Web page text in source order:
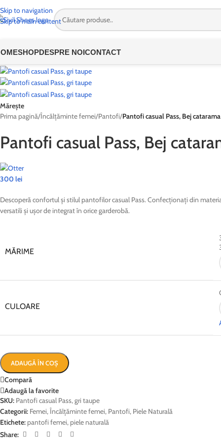
Skip to navigation
Skip to main content
🎉OFERTĂ
SHOPDESPRE NOICONTACT
Mărește
Prima pagină/Încălțăminte femei/Pantofi/Pantofi casual Pass, Bej catarama
Pantofi casual Pass, Bej
300 lei
Descoperă confortul și stilul pantofilor casual Pass. Confecționați din
versatili și ușor de integrat în orice garderobă.
MĂRIME
CULOARE
ADAUGĂ ÎN COȘ
Compară
Adaugă la favorite
SKU: Pantofi casual Pass, gri taupe
Categorii: Femei,Încălțăminte femei, Pantofi, Piele Naturală
Etichete: pantofi femei, piele naturală
Share: